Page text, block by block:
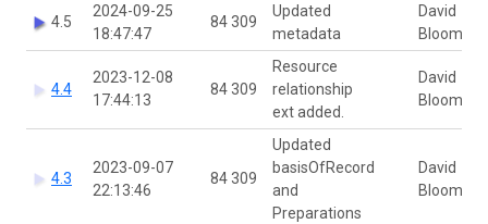
4.5
2024-09-25
18:47:47
84 309
Updated
metadata
David
Bloom
4.4
2023-12-08
17:44:13
84 309
Resource
relationship
ext added.
David
Bloom
4.3
2023-09-07
22:13:46
84 309
Updated
basisOfRecord
and
Preparations
David
Bloom